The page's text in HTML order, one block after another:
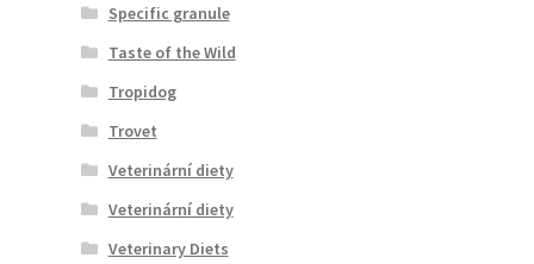
Specific granule
Taste of the Wild
Tropidog
Trovet
Veterinární diety
Veterinární diety
Veterinary Diets